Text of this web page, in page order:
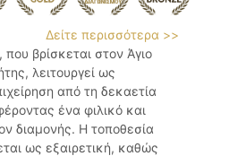
Δείτε περισσότερα >>
βρίσκεται στον Άγιο
λειτουργεί ως
από τη δεκαετία
ένα φιλικό και
διαμονής. Η τοποθεσία
ως εξαιρετική, καθώς